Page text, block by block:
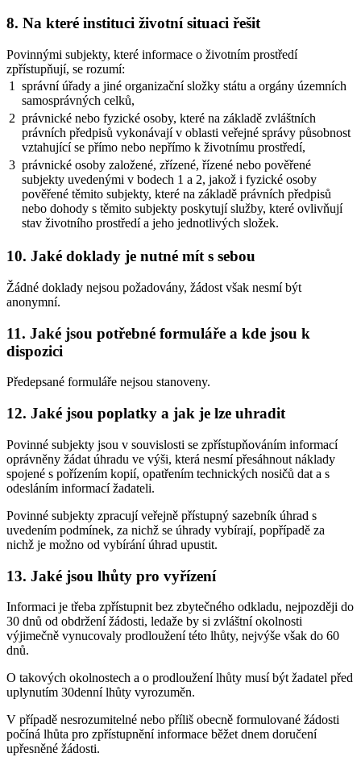
8. Na které instituci životní situaci řešit
Povinnými subjekty, které informace o životním prostředí
zpřístupňují, se rozumí:
1
správní úřady a jiné organizační složky státu a orgány územních
samosprávných celků,
2 právnické nebo fyzické osoby, které na základě zvláštních
právních předpisů vykonávají v oblasti veřejné správy působnost
vztahující se přímo nebo nepřímo k životnímu prostředí,
3 právnické osoby založené, zřízené, řízené nebo pověřené
subjekty uvedenými v bodech 1 a 2, jakož i fyzické osoby
pověřené těmito subjekty, které na základě právních předpisů
nebo dohody s těmito subjekty poskytují služby, které ovlivňují
stav životního prostředí a jeho jednotlivých složek.
10. Jaké doklady je nutné mít s sebou
Žádné doklady nejsou požadovány, žádost však nesmí být
anonymní.
11. Jaké jsou potřebné formuláře a kde jsou k
dispozici
Předepsané formuláře nejsou stanoveny.
12. Jaké jsou poplatky a jak je lze uhradit
Povinné subjekty jsou v souvislosti se zpřístupňováním informací
oprávněny žádat úhradu ve výši, která nesmí přesáhnout náklady
spojené s pořízením kopií, opatřením technických nosičů dat a s
odesláním informací žadateli.
Povinné subjekty zpracují veřejně přístupný sazebník úhrad s
uvedením podmínek, za nichž se úhrady vybírají, popřípadě za
nichž je možno od vybírání úhrad upustit.
13. Jaké jsou lhůty pro vyřízení
Informaci je třeba zpřístupnit bez zbytečného odkladu, nejpozději do
30 dnů od obdržení žádosti, ledaže by si zvláštní okolnosti
výjimečně vynucovaly prodloužení této lhůty, nejvýše však do 60
dnů.
O takových okolnostech a o prodloužení lhůty musí být žadatel před
uplynutím 30denní lhůty vyrozuměn.
V případě nesrozumitelné nebo příliš obecně formulované žádosti
počíná lhůta pro zpřístupnění informace běžet dnem doručení
upřesněné žádosti.